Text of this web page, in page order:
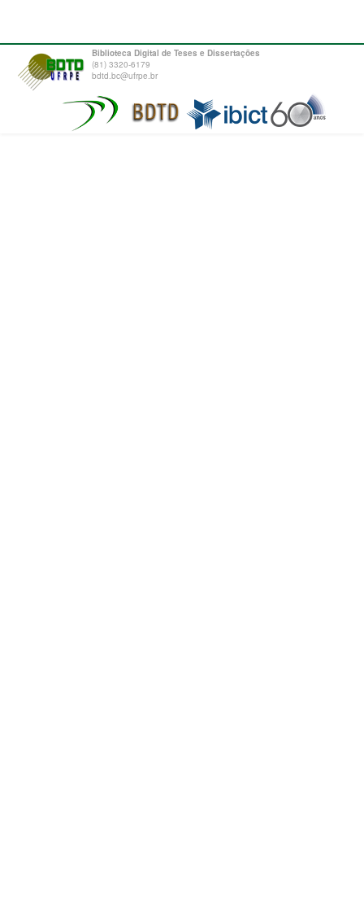
Biblioteca Digital de Teses e Dissertações
(81) 3320-6179
bdtd.bc@ufrpe.br